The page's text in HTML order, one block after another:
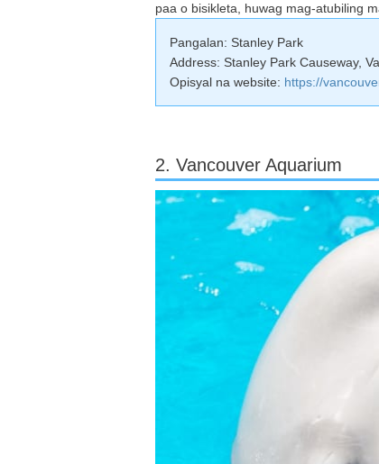
paa o bisikleta, huwag mag-atubiling
Pangalan: Stanley Park
Address: Stanley Park Causeway,
Opisyal na website: https://
2. Vancouver Aquarium